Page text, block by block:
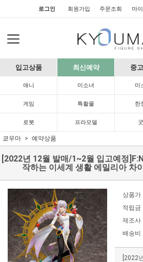
로그인 회원가입 주문조회 마
입고상품 최신예약 중
애니 미소녀 미
게임 특촬물 한
로봇 프라모델
쿄우마 예약상품
[2022년 12월 발매/1~2월 입고예정
작하는 이세계 생활 에밀리아 차
상품가
적립금
제조사
배송비
[2022